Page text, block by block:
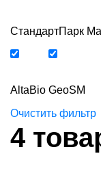
СтандартПарк
AltaBio GeoSM
Очистить фильтр
4